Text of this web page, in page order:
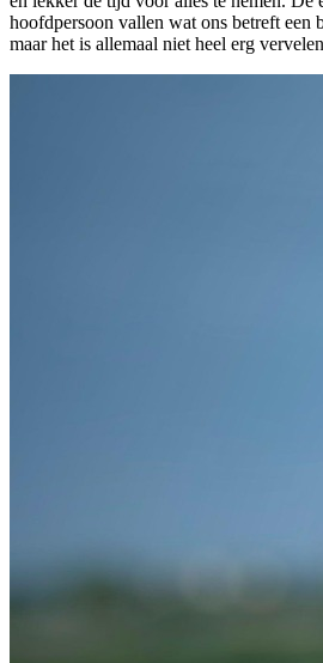
hoofdpersoon vallen wat ons betreft een
maar het is allemaal niet heel erg